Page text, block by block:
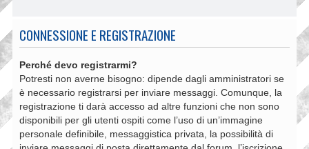
CONNESSIONE E REGISTRAZIONE
Perché devo registrarmi?
Potresti non averne bisogno: dipende dagli amministratori se
è necessario registrarsi per inviare messaggi. Comunque, la
registrazione ti darà accesso ad altre funzioni che non sono
disponibili per gli utenti ospiti come l’uso di un’immagine
personale definibile, messaggistica privata, la possibilità di